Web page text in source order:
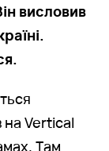
висловив
на Vertical
Там